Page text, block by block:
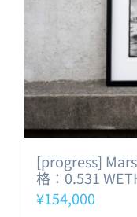
[progress]
格：0.531
¥154,000